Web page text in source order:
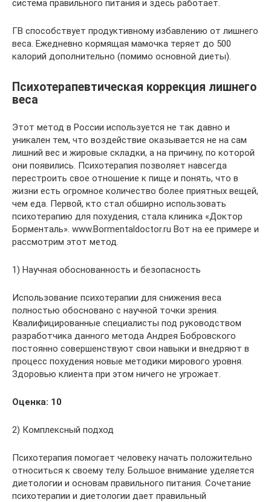
система правильного питания и здесь работает.
ГВ способствует продуктивному избавлению от лишнего
веса. Ежедневно кормящая мамочка теряет до 500
калорий дополнительно (помимо основной диеты).
Психотерапевтическая коррекция лишнего
веса
Этот метод в России используется не так давно и
уникален тем, что воздействие оказывается не на сам
лишний вес и жировые складки, а на причину, по которой
они появились. Психотерапия позволяет навсегда
перестроить свое отношение к пище и понять, что в
жизни есть огромное количество более приятных вещей,
чем еда. Первой, кто стал обширно использовать
психотерапию для похудения, стала клиника «Доктор
Борменталь». www.Bormentaldoctor.ru Вот на ее примере и
рассмотрим этот метод.
1) Научная обоснованность и безопасность
Использование психотерапии для снижения веса
полностью обосновано с научной точки зрения.
Квалифицированные специалисты под руководством
разработчика данного метода Андрея Бобровского
постоянно совершенствуют свои навыки и внедряют в
процесс похудения новые методики мирового уровня.
Здоровью клиента при этом ничего не угрожает.
Оценка: 10
2) Комплексный подход
Психотерапия помогает человеку начать положительно
относиться к своему телу. Большое внимание уделяется
диетологии и основам правильного питания. Сочетание
психотерапии и диетологии дает правильный